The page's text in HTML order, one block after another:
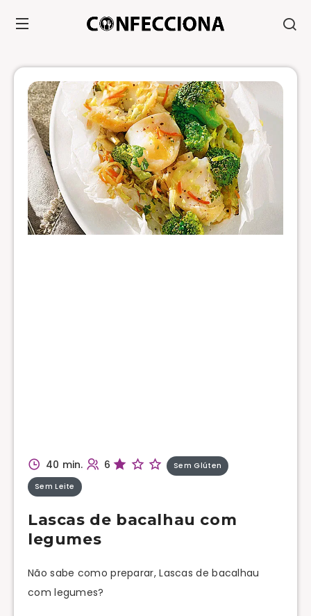
40 min. 6 Sem Glúten
Sem Leite
Lascas de bacalhau com
legumes
Não sabe como preparar, Lascas de bacalhau
com legumes?